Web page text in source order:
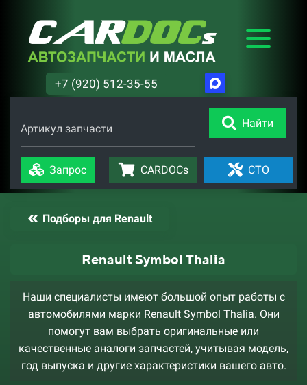
+7 (920) 512-35-55
Артикул запчасти Найти
Запрос CARDOCs СТО
Подборы для Renault
Renault Symbol Thalia
Наши специалисты имеют большой опыт работы с
автомобилями марки Renault Symbol Thalia. Они
помогут вам выбрать оригинальные или
качественные аналоги запчастей, учитывая модель,
год выпуска и другие характеристики вашего авто.